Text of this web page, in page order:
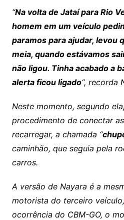
“Na volta de Jataí para Rio
homem em um veículo
paramos para ajudar, levou
meia, quando estávamos
não ligou. Tinha acabado a
alerta ficou ligado“, recorda
Neste momento, segundo
procedimento de conectar
recarregar, a chamada “
caminhão, que seguia pela
carros.
A versão de Nayara é a
motorista do terceiro
ocorrência do CBM-GO, o